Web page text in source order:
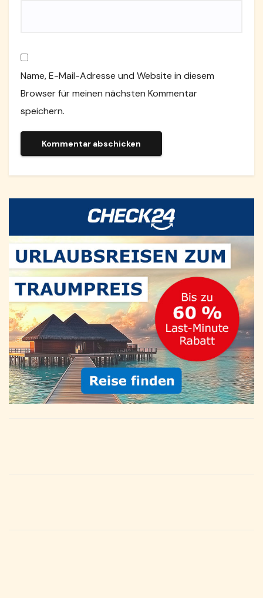
Name, E-Mail-Adresse und Website in diesem
Browser für meinen nächsten Kommentar
speichern.